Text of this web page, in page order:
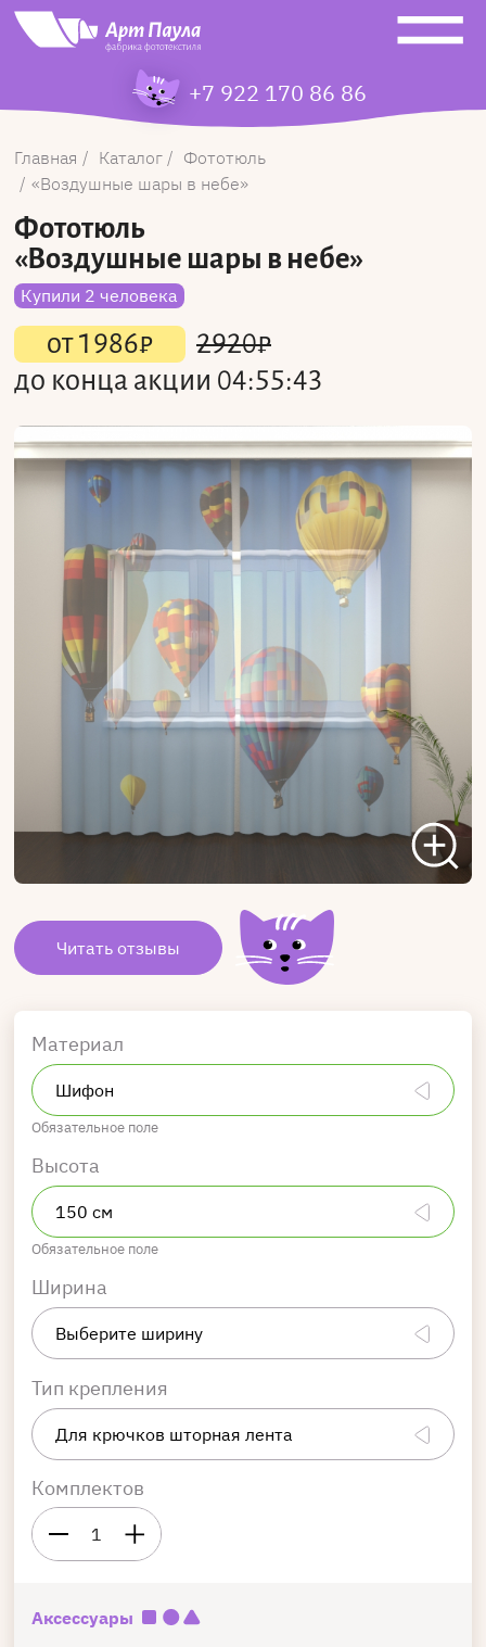
+7 922 170 86 86
Главная Каталог
Фототюль
Воздушные шары в небе
Фототюль
«Воздушные шары в небе»
Купили 2 человека
от1986₽ 2920₽
до конца акции 04:55:43
Читать отзывы
Материал
Обязательное поле
Высота
Обязательное поле
Ширина
Тип крепления
Комплектов
1
Аксессуары